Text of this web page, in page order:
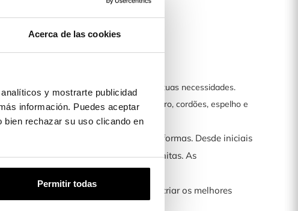
Acerca de las cookies
y mostrarte publicidad
información. Puedes aceptar
bien rechazar su uso clicando en
Permitir todas
capas para satisfazer qualquer uma das tuas necessidades.
nossas silicone lisa, ultra suave, capas livro, cordões, espelho e
pode ser personalizada de várias formas. Desde iniciais
fotos ou as memórias mais bonitas. As
personalizador avançado, podes criar os melhores